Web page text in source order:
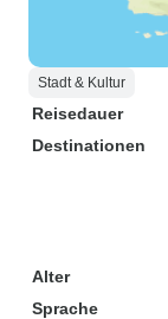
Stadt & Kultur
Reisedauer
Destinationen
Alter
Sprache